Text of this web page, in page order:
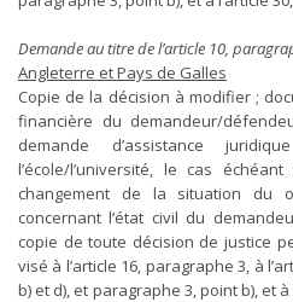
Demande au titre de l’article 10,
Angleterre et Pays de Galles
Copie de la décision à modifier ;
financière du demandeur/
demande d’assistance
l’école/l’université, le cas
changement de la situation du
concernant l’état civil du
copie de toute décision de justice
visé à l’article 16, paragraphe 3, à
b) et d), et paragraphe 3, point b), et